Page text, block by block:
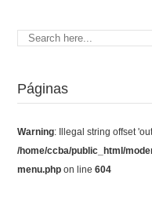
Páginas
Warning: Illegal string offset
/home/ccba/public_html/
menu.php on line604